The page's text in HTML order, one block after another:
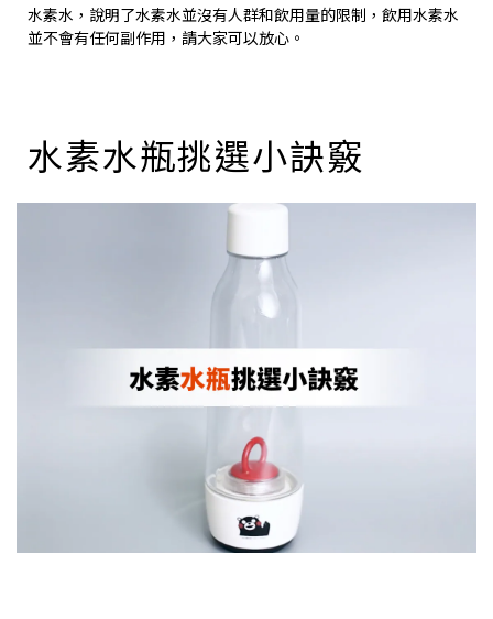
水素水，說明了水素水並沒有人群和飲用量的限制，飲用水素水
並不會有任何副作用，請大家可以放心。
水素水瓶挑選小訣竅